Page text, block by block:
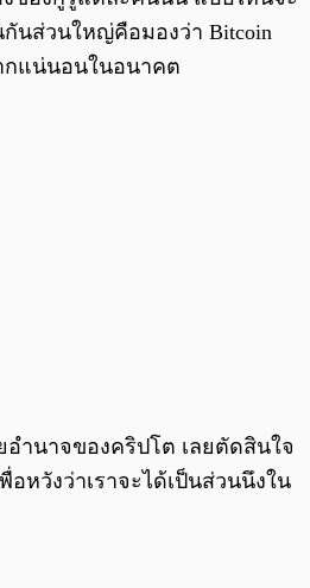
นส่วนใหญ่คือมองว่า Bitcoin
กแน่นอนในอนาคต
ำนาจของคริปโต เลยตัดสินใจ
หวังว่าเราจะได้เป็นส่วนนึงใน